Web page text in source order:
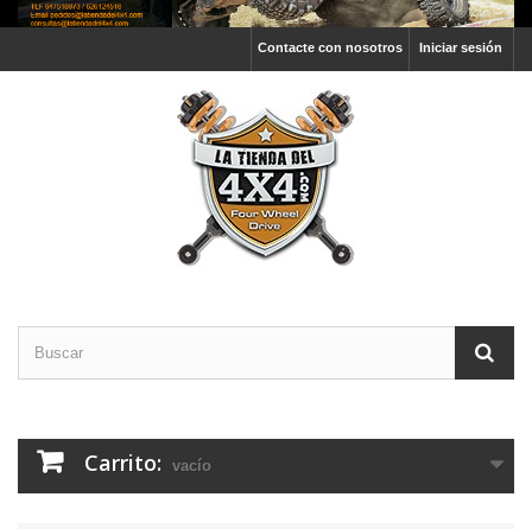
Iniciar sesión
Contacte con nosotros
Carrito: vacío